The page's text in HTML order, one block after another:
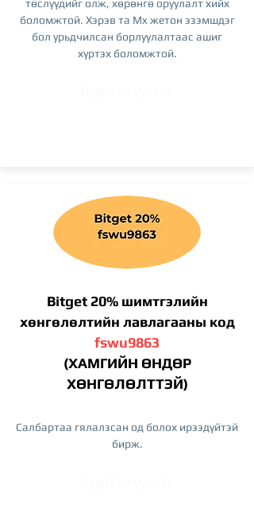
төслүүдийг олж, хөрөнгө оруулалт хийх
боломжтой. Хэрэв та Mx жетон эзэмшдэг
бол урьдчилсан борлуулалтаас ашиг
хүртэх боломжтой.
Bitget 20% шимтгэлийн
хөнгөлөлтийн лавлагааны код
fswu9863
(ХАМГИЙН ӨНДӨР
ХӨНГӨЛӨЛТТЭЙ)
Салбартаа гялалзсан од болох ирээдүйтэй
бирж.